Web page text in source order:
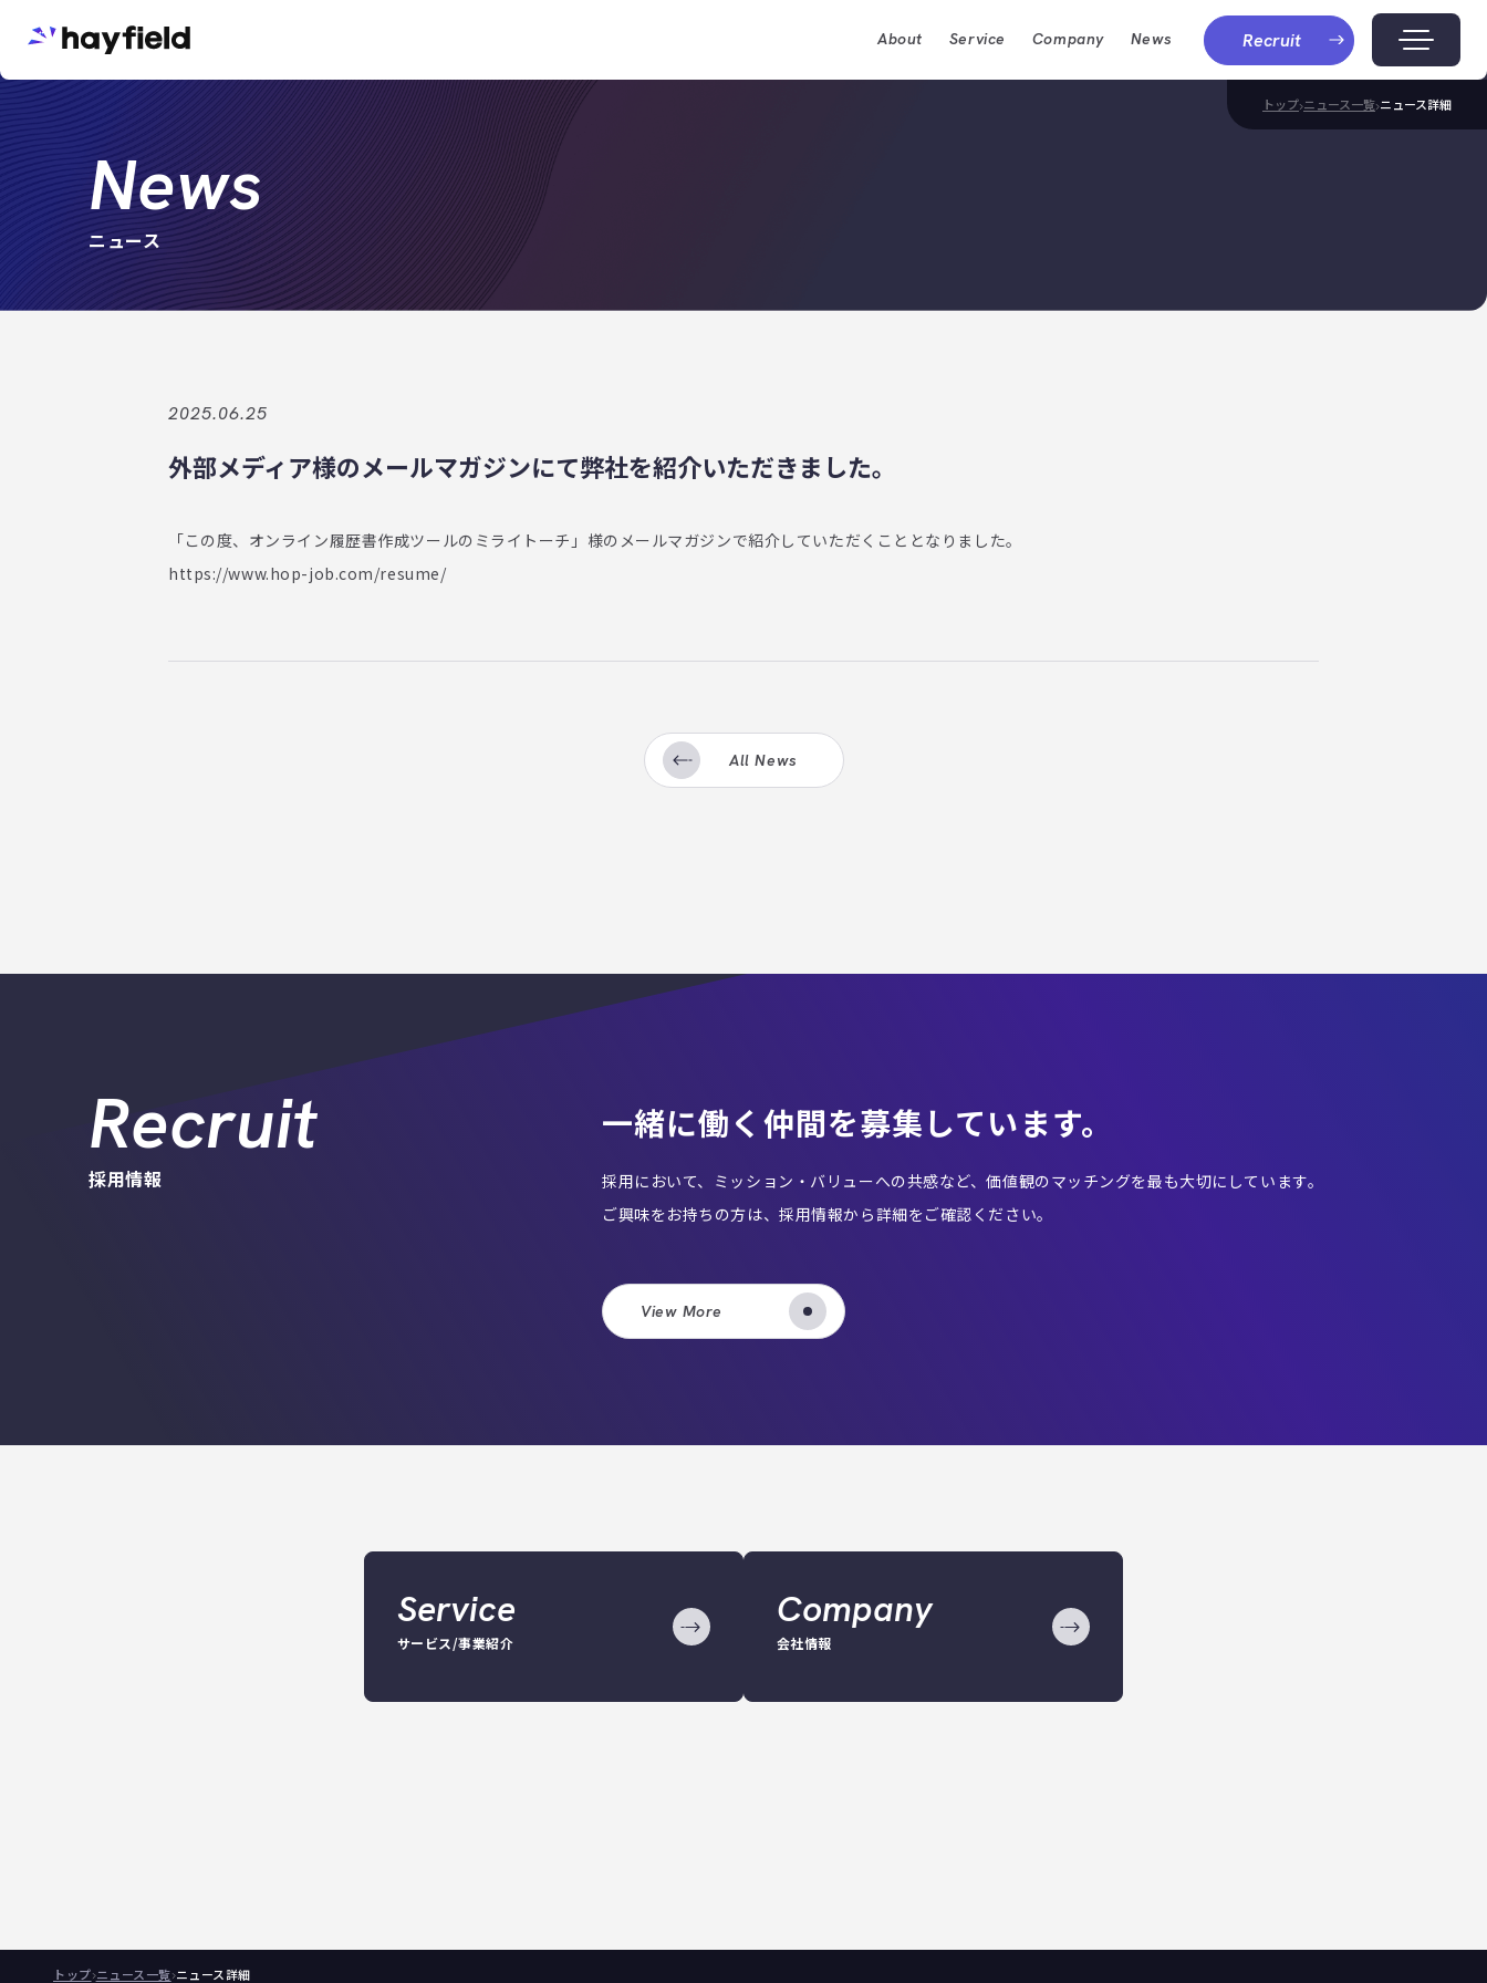
About Service Company News Recruit
Wantedly
トップ ニュース一覧 ニュース詳細
News
ニュース
2025.06.25
外部メディア様のメールマガジンにて弊社を紹介いただきました。
「この度、オンライン履歴書作成ツールのミライトーチ 」様のメールマガジンで紹介していただくこととなりました。
https://www.hop-job.com/resume/
All News
Recruit
採用情報
一緒に働く仲間を募集しています。
採用において、ミッション・バリューへの共感など、価値観のマッチングを最も大切にしています。
ご興味をお持ちの方は、採用情報から詳細をご確認ください。
View More
Service
サービス/事業紹介
Company
会社情報
トップ ニュース一覧 ニュース詳細